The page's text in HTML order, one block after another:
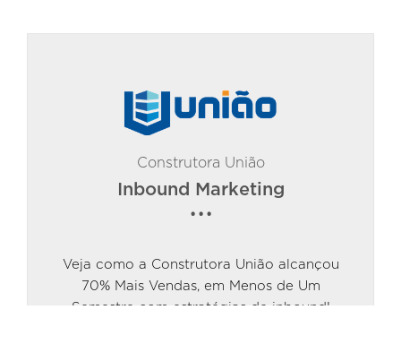
Construtora União
Inbound Marketing
Veja como a Construtora União alcançou
70% Mais Vendas, em Menos de Um
Semestre com estratégias de inbound!